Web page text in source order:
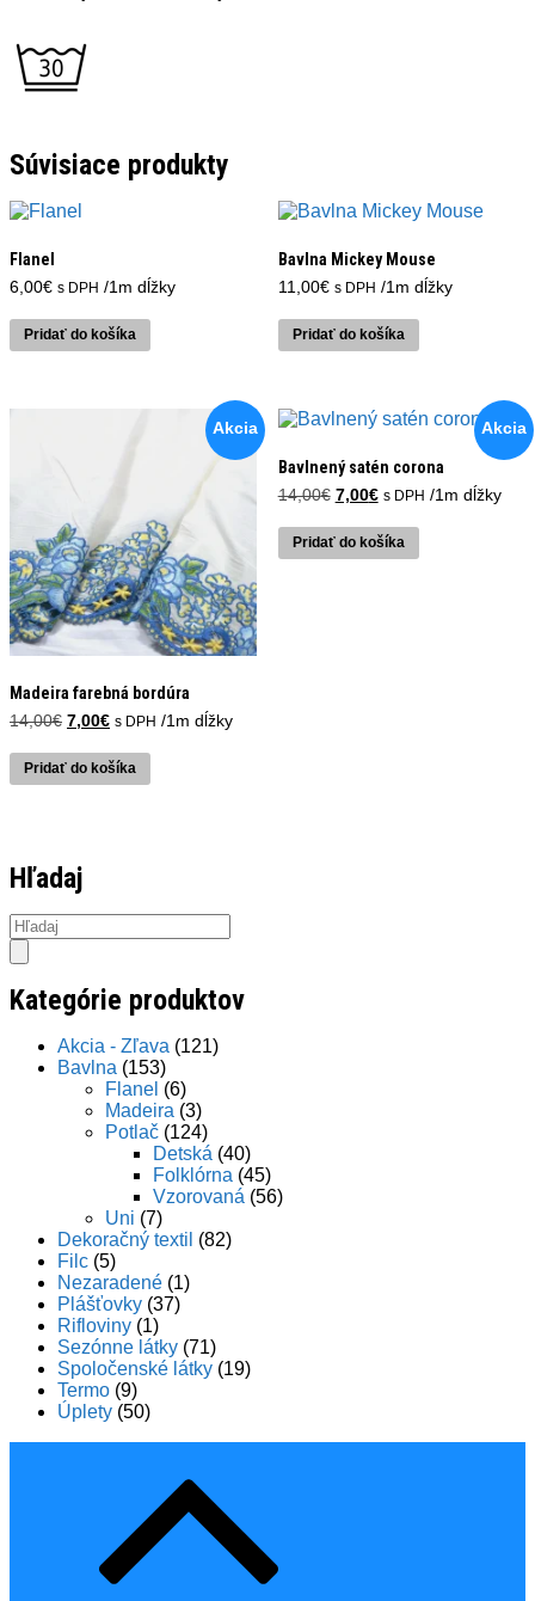
Súvisiace produkty
Flanel
6,00€ s DPH /1m dĺžky
Pridať do košíka
Bavlna Mickey Mouse
11,00€ s DPH /1m dĺžky
Pridať do košíka
Akcia
Madeira farebná bordúra
14,00€ Pôvodná
bola:
14,00€.
7,00€Aktuálna
je:
7,00€.
s DPH /1m dĺžky
Pridať do košíka
Akcia
Bavlnený satén corona
14,00€ Pôvodná
bola:
14,00€.
7,00€Aktuálna
je:
7,00€.
s DPH /1m dĺžky
Pridať do košíka
Hľadaj
Products
search
Kategórie produktov
Akcia - Zľava (121)
Bavlna (153)
Flanel (6)
Madeira (3)
Potlač (124)
Detská (40)
Folklórna (45)
Vzorovaná (56)
Uni (7)
Dekoračný textil (82)
Filc (5)
Nezaradené (1)
Plášťovky (37)
Rifloviny (1)
Sezónne látky (71)
Spoločenské látky (19)
Termo (9)
Úplety (50)